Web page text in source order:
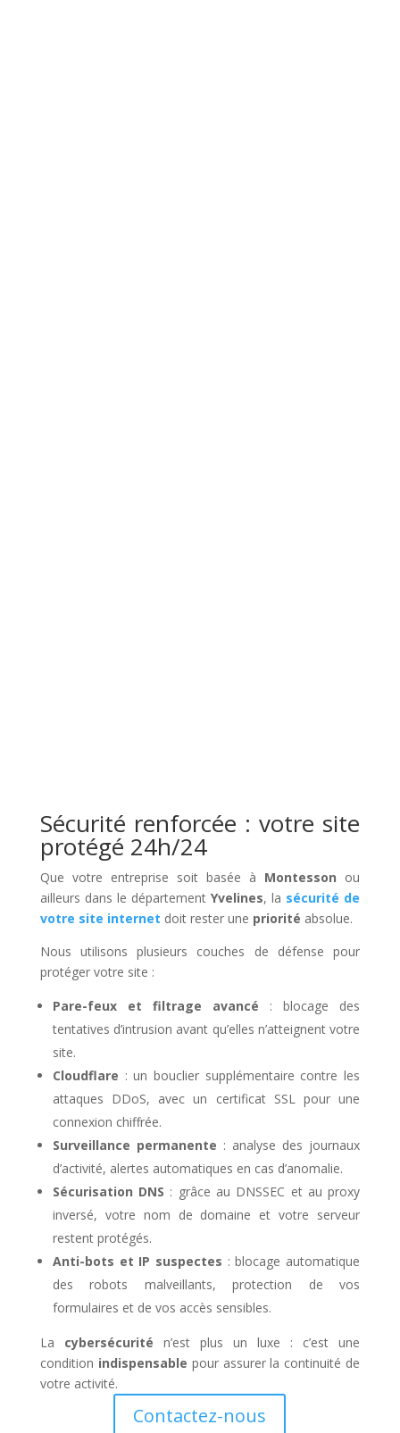
Sécurité renforcée : votre site
protégé 24h/24
Que votre entreprise soit basée à Montesson ou
ailleurs dans le départementYvelines, la sécurité de
votre site internet doit rester une priorité absolue.
Nous utilisons plusieurs couches de défense pour
protéger votre site :
Pare-feux et filtrage avancé : blocage des
tentatives d’intrusion avant qu’elles n’atteignent votre
site.
Cloudflare : un bouclier supplémentaire contre les
attaques DDoS, avec un certificat SSL pour une
connexion chiffrée.
Surveillance permanente : analyse des journaux
d’activité, alertes automatiques en cas d’anomalie.
Sécurisation DNS : grâce au DNSSEC et au proxy
inversé, votre nom de domaine et votre serveur
restent protégés.
Anti-bots et IP suspectes : blocage automatique
des robots malveillants, protection de vos
formulaires et de vos accès sensibles.
La cybersécurité n’est plus un luxe : c’est une
condition indispensable pour assurer la continuité de
votre activité.
Contactez-nous